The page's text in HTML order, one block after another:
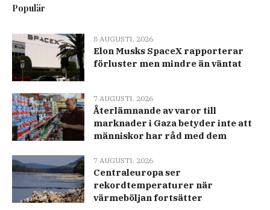
Populär
8 AUGUSTI, 2026
Elon Musks SpaceX rapporterar
förluster men mindre än väntat
7 AUGUSTI, 2026
Återlämnande av varor till
marknader i Gaza betyder inte att
människor har råd med dem
7 AUGUSTI, 2026
Centraleuropa ser
rekordtemperaturer när
värmeböljan fortsätter